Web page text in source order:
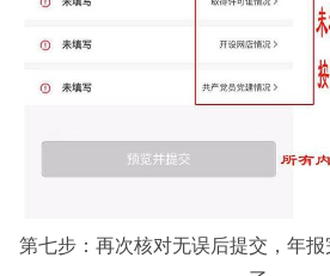
第七步：再次核对无误后提交，年